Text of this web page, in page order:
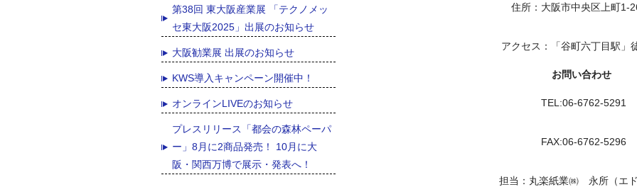
住所：大阪市中央区上町1-
アクセス：「谷町六丁目駅」
お問い合わせ
TEL:06-6762-5291
FAX:06-6762-5296
担当：丸楽紙業㈱ 永所（エド
第38回 東大阪産業展 「テクノメッ
セ東大阪2025」出展のお知らせ
大阪勧業展 出展のお知らせ
KWS導入キャンペーン開催中！
オンラインLIVEのお知らせ
プレスリリース「都会の森林ペーパ
ー」8月に2商品発売！ 10月に大
阪・関西万博で展示・発表へ！